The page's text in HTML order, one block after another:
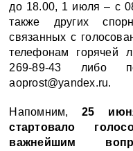
до 18.00, 1 июля – с
также других
связанных с
телефонам горячей
269-89-43 либо
aoprost@yandex.ru.
Напомним,25
стартовало
важнейшим